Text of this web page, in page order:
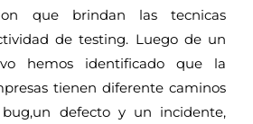
que brindan las tecnicas
de testing. Luego de un
hemos identificado que la
tienen diferente caminos
defecto y un incidente,